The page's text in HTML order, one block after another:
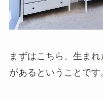
まずはこちら、生ま
があるということです